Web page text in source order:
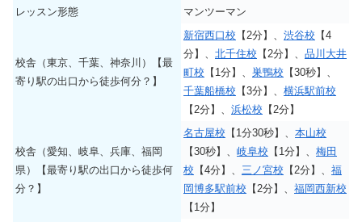
レッスン形態
マンツーマン
校舎（東京、千葉、神奈川）【最
寄り駅の出口から徒歩何分？】
新宿西口校 【2分】、 渋谷校 【4
分】、 北千住校 【2分】、 品川大井
町校 【1分】、 巣鴨校 【30秒】、
千葉船橋校 【3分】、 横浜駅前校
【2分】、 浜松校 【2分】
校舎（愛知、岐阜、兵庫、福岡
県）【最寄り駅の出口から徒歩何
分？】
名古屋校 【1分30秒】、 本山校
【30秒】、 岐阜校 【1分】、 梅田
校 【4分】、 三ノ宮校 【2分】、 福
岡博多駅前校 【2分】、 福岡西新校
【1分】